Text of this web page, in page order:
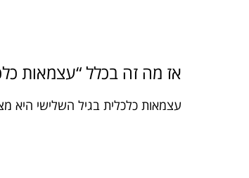
אז מה זה בכלל “עצמאות כלכלית” בגיל
עצמאות כלכלית בגיל השלישי היא